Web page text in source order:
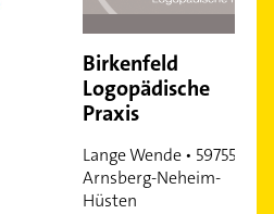
Birkenfeld
Logopädische
Praxis
Lange Wende • 59755
Arnsberg-Neheim-
Hüsten